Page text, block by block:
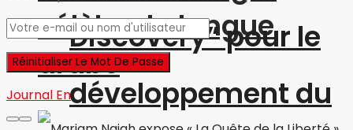
célèbre la langue
arabe
Discovery” pour le
développement du
Journal En